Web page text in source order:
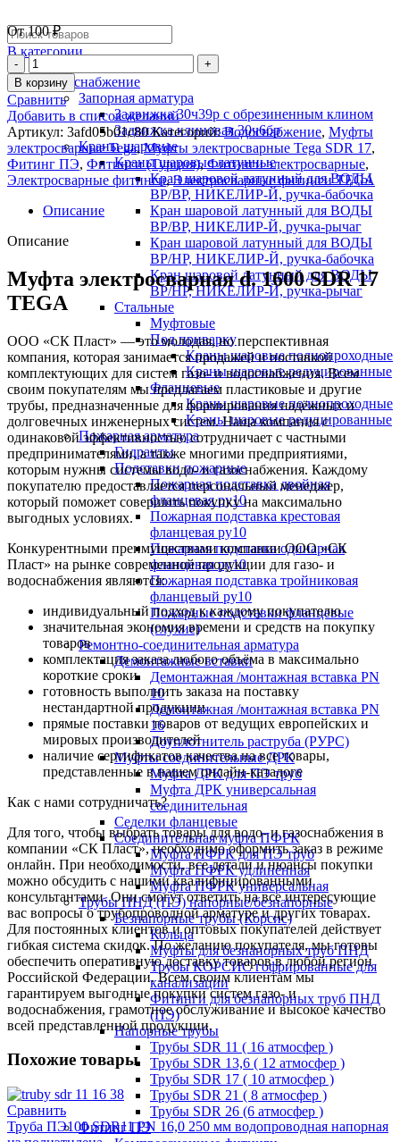
В категории
Водоснабжение
Запорная арматура
Задвижка 30ч39р с обрезиненным клином
Задвижка клиновая 30ч6бр
Краны шаровые
Краны шаровые латунные
Кран шаровой латунный для ВОДЫ
ВР/ВР, НИКЕЛИР-Й, ручка-бабочка
Кран шаровой латунный для ВОДЫ
ВР/ВР, НИКЕЛИР-Й, ручка-рычаг
Кран шаровой латунный для ВОДЫ
ВР/НР, НИКЕЛИР-Й, ручка-бабочка
Кран шаровой латунный для ВОДЫ
ВР/НР, НИКЕЛИР-Й, ручка-рычаг
Стальные
Муфтовые
Под приварку
Краны шаровые полнопроходные
Краны шаровые редуцированные
Фланцевые
Краны шаровые полнопроходные
Краны шаровые редуцированные
Пожарная арматура
Гидранты
Подставки пожарные
Пожарная подставка двойная
фланцевая ру10
Пожарная подставка крестовая
фланцевая ру10
Пожарная подставка одинарная
фланцевая ру10
Пожарная подставка тройниковая
фланцевый ру10
Пожарные подставки фланцевые
(глухие)
Ремонтно-соединительная арматура
Демонтажные вставки
Демонтажная /монтажная вставка PN
10
Демонтажная /монтажная вставка PN
16
Доуплотнитель раструба (РУРС)
Муфты соединительные ДРК
Муфта ДРК для ПЭ труб
Муфта ДРК универсальная
соединительная
Седелки фланцевые
Соединительная муфта ПФРК
Муфта ПФРК для ПЭ труб
Муфта ПФРК удлинённая
Муфта ПФРК универсальная
Трубы ПНД (ПЭ) напорные/безнапорные
Безнапорные трубы (Корсис)
Кольца
Муфты для безнапорных труб ПНД
Трубы КОРСИС гофрированные для
канализации
Фитинги для безнапорных труб ПНД
(ПЭ)
Напорные трубы
Трубы SDR 11 ( 16 атмосфер )
Трубы SDR 13,6 ( 12 атмосфер )
Трубы SDR 17 ( 10 атмосфер )
Трубы SDR 21 ( 8 атмосфер )
Трубы SDR 26 (6 атмосфер )
Фитинг ПЭ
От100₽
В корзину
Сравнить
Добавить в список желаний
Артикул: 3afd05b01c80Категорий: Водоснабжение, Муфты
электросварные Tega, Муфты электросварные Tega SDR 17,
Фитинг ПЭ, Фитинги (Турция), Фитинги электросварные,
Электросварные фитинги, Электросварные фитинги TEGA
Описание
Описание
Муфта электросварная d. 1600 SDR 17
TEGA
ООО «СК Пласт» — это молодая, но перспективная
компания, которая занимается продажей и поставкой
комплектующих для систем газо- и водоснабжения. Всем
своим покупателям мы предлагаем пластиковые и другие
трубы, предназначенные для формирования надёжных и
долговечных инженерных систем. Наша компания с
одинаковой эффективностью сотрудничает с частными
предпринимателями, а также многими предприятиями,
которым нужны системы водо- и газоснабжения. Каждому
покупателю предоставляется персональный менеджер,
который поможет совершить покупку на максимально
выгодных условиях.
Конкурентными преимуществами компании ООО «СК
Пласт» на рынке современной продукции для газо- и
водоснабжения являются:
индивидуальный подход к каждому покупателю
значительная экономия времени и средств на покупку
товаров
комплектация заказа любого объёма в максимально
короткие сроки
готовность выполнить заказа на поставку
нестандартной продукции
прямые поставки товаров от ведущих европейских и
мировых производителей
наличие сертификатов качества на все товары,
представленные в нашем онлайн-каталоге
Как с нами сотрудничать?
Для того, чтобы выбрать товары для водо- и газоснабжения в
компании «СК Пласт», необходимо оформить заказ в режиме
онлайн. При необходимости, все детали и нюансы покупки
можно обсудить с нашими квалифицированными
консультантами. Они смогут ответить на все интересующие
вас вопросы о трубопроводной арматуре и других товарах.
Для постоянных клиентов и оптовых покупателей действует
гибкая система скидок. По желанию покупателя, мы готовы
обеспечить оперативную доставку товаров в любой регион
Российской Федерации. Всем своим клиентам мы
гарантируем выгодные покупки систем газо- и
водоснабжения, грамотное обслуживание и высокое качество
всей представленной продукции.
Похожие товары
Сравнить
Труба ПЭ100 SDR11 PN 16,0 250 мм водопроводная напорная